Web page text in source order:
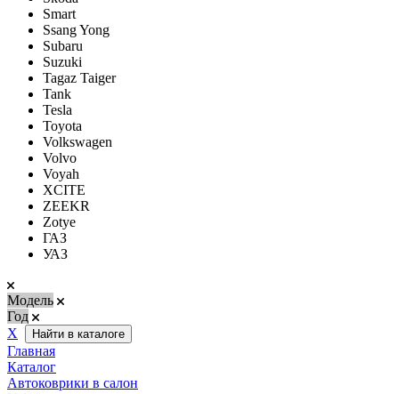
Smart
Ssang Yong
Subaru
Suzuki
Tagaz Taiger
Tank
Tesla
Toyota
Volkswagen
Volvo
Voyah
XCITE
ZEEKR
Zotye
ГАЗ
УАЗ
Модель
Год
Х
Найти в каталоге
Главная
Каталог
Автоковрики в салон